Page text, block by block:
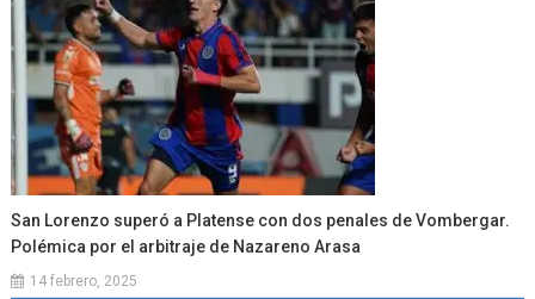
San Lorenzo superó a Platense con dos penales de Vombergar.
Polémica por el arbitraje de Nazareno Arasa
14 febrero, 2025